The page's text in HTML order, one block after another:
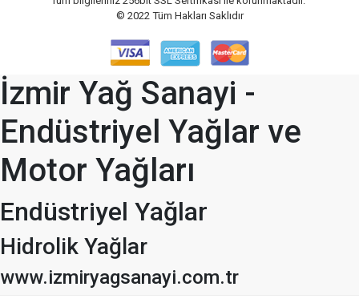
© 2022 Tüm Hakları Saklıdır
İzmir Yağ Sanayi -
Endüstriyel Yağlar ve
Motor Yağları
Endüstriyel Yağlar
Hidrolik Yağlar
www.izmiryagsanayi.com.tr